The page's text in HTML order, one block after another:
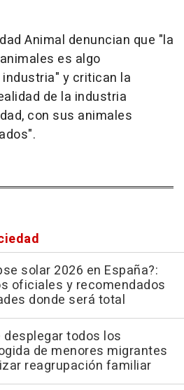
Animal denuncian que "la
es algo
y critican la
de la industria
con sus animales
solar 2026 en España?:
oficiales y recomendados
donde será total
desplegar todos los
de menores migrantes
reagrupación familiar